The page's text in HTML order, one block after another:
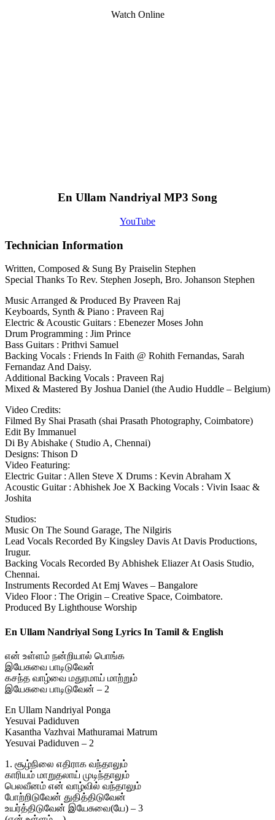
Watch Online
En Ullam Nandriyal MP3 Song
YouTube
Technician Information
Written, Composed & Sung By Praiselin Stephen
Special Thanks To Rev. Stephen Joseph, Bro. Johanson Stephen
Music Arranged & Produced By Praveen Raj
Keyboards, Synth & Piano : Praveen Raj
Electric & Acoustic Guitars : Ebenezer Moses John
Drum Programming : Jim Prince
Bass Guitars : Prithvi Samuel
Backing Vocals : Friends In Faith @ Rohith Fernandas, Sarah
Fernandaz And Daisy.
Additional Backing Vocals : Praveen Raj
Mixed & Mastered By Joshua Daniel (the Audio Huddle – Belgium)
Video Credits:
Filmed By Shai Prasath (shai Prasath Photography, Coimbatore)
Edit By Immanuel
Di By Abishake ( Studio A, Chennai)
Designs: Thison D
Video Featuring:
Electric Guitar : Allen Steve X Drums : Kevin Abraham X
Acoustic Guitar : Abhishek Joe X Backing Vocals : Vivin Isaac &
Joshita
Studios:
Music On The Sound Garage, The Nilgiris
Lead Vocals Recorded By Kingsley Davis At Davis Productions,
Irugur.
Backing Vocals Recorded By Abhishek Eliazer At Oasis Studio,
Chennai.
Instruments Recorded At Emj Waves – Bangalore
Video Floor : The Origin – Creative Space, Coimbatore.
Produced By Lighthouse Worship
En Ullam Nandriyal Song Lyrics In Tamil & English
என் உள்ளம் நன்றியால் பொங்க
இயேசுவை பாடிடுவேன்
கசந்த வாழ்வை மதுரமாய் மாற்றும்
இயேசுவை பாடிடுவேன் – 2
En Ullam Nandriyal Ponga
Yesuvai Padiduven
Kasantha Vazhvai Mathuramai Matrum
Yesuvai Padiduven – 2
1. சூழ்நிலை எதிராக வந்தாலும்
காரியம் மாறுதலாய் முடிந்தாலும்
பெலவீனம் என் வாழ்வில் வந்தாலும்
போற்றிடுவேன் துதித்திடுவேன்
உயர்த்திடுவேன் இயேசுவை(யே) – 3